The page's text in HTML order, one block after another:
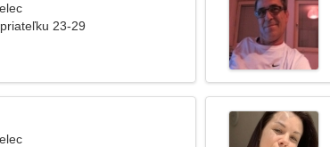
23-29